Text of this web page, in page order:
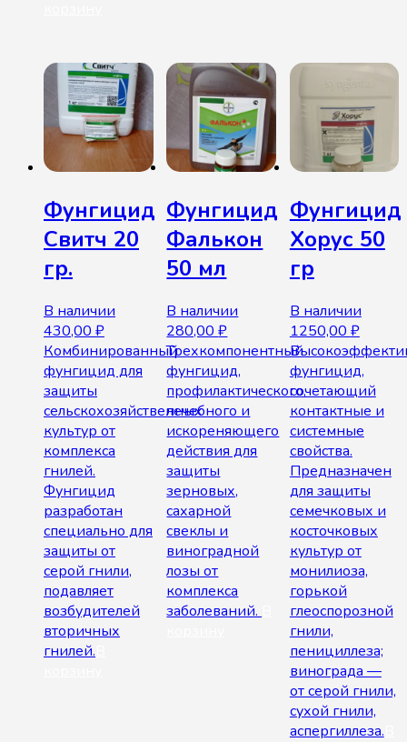
Фунгицид
Свитч 20
гр.
В наличии
430,00 ₽
Комбинированный
фунгицид для
защиты
сельскохозяйственных
культур от
комплекса
гнилей.
Фунгицид
разработан
специально для
защиты от
серой гнили,
подавляет
возбудителей
вторичных
гнилей.
Фунгицид
Фалькон
50 мл
В наличии
280,00₽
Трехкомпонентный
фунгицид,
профилактического,
лечебного и
искореняющего
действия для
защиты
зерновых,
сахарной
свеклы и
виноградной
лозы от
комплекса
заболеваний.
Фунгицид
Хорус 50
гр
В наличии
1250,00 ₽
фунгицид,
сочетающий
контактные и
системные
свойства.
Предназначен
для защиты
семечковых и
косточковых
культур от
монилиоза,
горькой
глеоспорозной
гнили,
пенициллеза;
винограда —
от серой гнили,
сухой гнили,
аспергиллеза.